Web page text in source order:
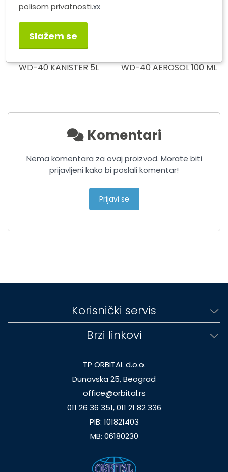
WD-40 KANISTER 5L WD-40 AEROSOL 100 ML
Komentari
Nema komentara za ovaj proizvod. Morate biti
prijavljeni kako bi poslali komentar!
Prijavi se
Korisnički servis
Brzi linkovi
TP ORBITAL d.o.o.
Dunavska 25, Beograd
office@orbital.rs
011 26 36 351, 011 21 82 336
PIB: 101821403
MB: 06180230
polisom privatnosti.xx
Slažem se